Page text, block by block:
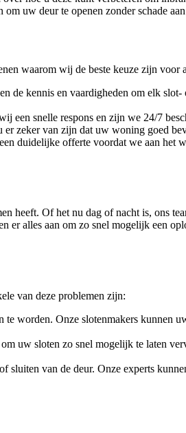
uw deur te openen zonder schade
waarom wij de beste keuze zijn voor
de kennis en vaardigheden om elk
een snelle respons en zijn we 24/7
zeker van zijn dat uw woning goed
duidelijke offerte voordat we aan het
heeft. Of het nu dag of nacht is, ons
er alles aan om zo snel mogelijk een
van deze problemen zijn:
worden. Onze slotenmakers kunnen
uw sloten zo snel mogelijk te laten
sluiten van de deur. Onze experts